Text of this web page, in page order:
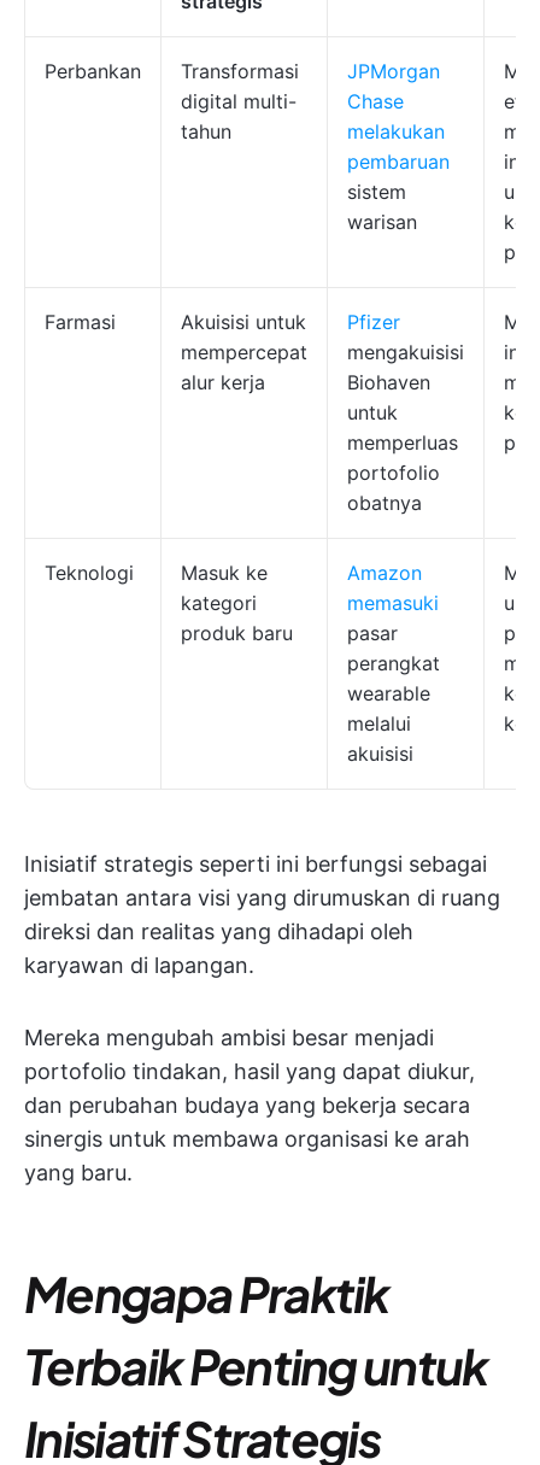
Perbankan
Transformasi
digital multi-
tahun
JPMorgan
Chase
melakukan
pembaruan
sistem
warisan
Farmasi
Akuisisi untuk
mempercepat
alur kerja
Pfizer
mengakuisisi
Biohaven
untuk
memperluas
portofolio
obatnya
Teknologi
Masuk ke
kategori
produk baru
Amazon
memasuki
pasar
perangkat
wearable
melalui
akuisisi
Inisiatif strategis seperti ini berfungsi sebagai
jembatan antara visi yang dirumuskan di ruang
direksi dan realitas yang dihadapi oleh
karyawan di lapangan.
Mereka mengubah ambisi besar menjadi
portofolio tindakan, hasil yang dapat diukur,
dan perubahan budaya yang bekerja secara
sinergis untuk membawa organisasi ke arah
yang baru.
Mengapa Praktik
Terbaik Penting untuk
Inisiatif Strategis